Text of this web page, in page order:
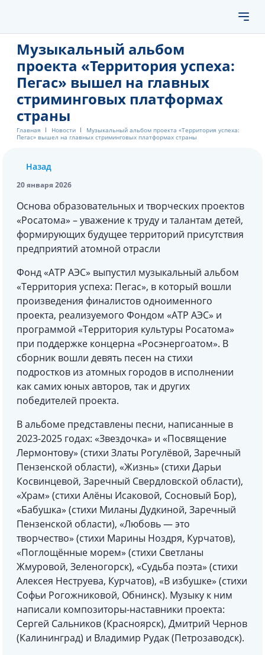
Музыкальный альбом
проекта «Территория успеха:
Пегас» вышел на главных
стриминговых платформах
страны
Главная Новости
Музыкальный альбом проекта «Территория успеха:
Пегас» вышел на главных стриминговых платформах страны
Назад
20 января 2026
Основа образовательных и творческих проектов
«Росатома» – уважение к труду и талантам детей,
формирующих будущее территорий присутствия
предприятий атомной отрасли
Фонд «АТР АЭС» выпустил музыкальный альбом
«Территория успеха: Пегас», в который вошли
произведения финалистов одноименного
проекта, реализуемого Фондом «АТР АЭС» и
программой «Территория культуры Росатома»
при поддержке концерна «Росэнергоатом». В
сборник вошли девять песен на стихи
подростков из атомных городов в исполнении
как самих юных авторов, так и других
победителей проекта.
В альбоме представлены песни, написанные в
2023-2025 годах: «Звездочка» и «Посвящение
Лермонтову» (стихи Златы Рогулёвой, Заречный
Пензенской области), «Жизнь» (стихи Дарьи
Косвинцевой, Заречный Свердловской области),
«Храм» (стихи Алёны Исаковой, Сосновый Бор),
«Бабушка» (стихи Миланы Дудкиной, Заречный
Пензенской области), «Любовь — это
творчество» (стихи Марины Ноздря, Курчатов),
«Поглощённые морем» (стихи Светланы
Жмуровой, Зеленогорск), «Судьба поэта» (стихи
Алексея Неструева, Курчатов), «В избушке» (стихи
Софьи Рогожниковой, Обнинск). Музыку к ним
написали композиторы-наставники проекта:
Сергей Сальников (Красноярск), Дмитрий Чернов
(Калининград) и Владимир Рудак (Петрозаводск).